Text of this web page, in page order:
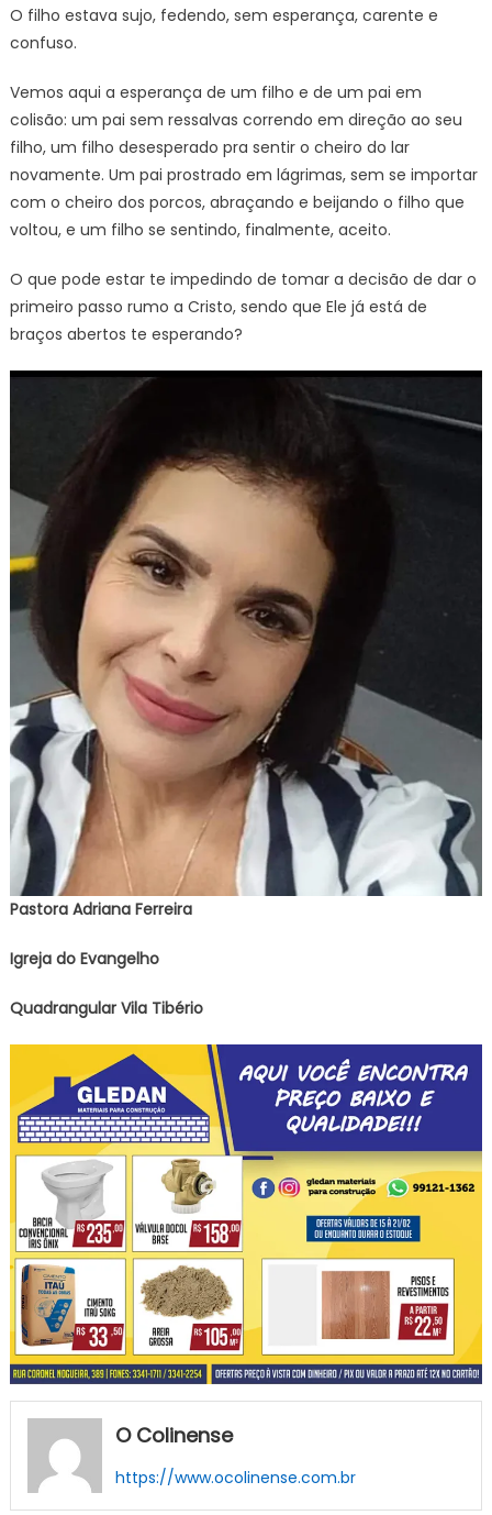
O filho estava sujo, fedendo, sem esperança, carente e
confuso.
Vemos aqui a esperança de um filho e de um pai em
colisão: um pai sem ressalvas correndo em direção ao seu
filho, um filho desesperado pra sentir o cheiro do lar
novamente. Um pai prostrado em lágrimas, sem se importar
com o cheiro dos porcos, abraçando e beijando o filho que
voltou, e um filho se sentindo, finalmente, aceito.
O que pode estar te impedindo de tomar a decisão de dar o
primeiro passo rumo a Cristo, sendo que Ele já está de
braços abertos te esperando?
Pastora Adriana Ferreira
Igreja do Evangelho
Quadrangular Vila Tibério
O Colinense
https://www.ocolinense.com.br